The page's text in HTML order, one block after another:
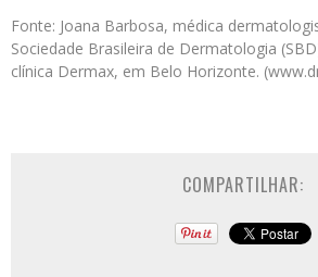
Fonte: Joana Barbosa, médica
Sociedade Brasileira de Dermatologia
clínica Dermax, em Belo Horizonte.
COMPARTILHAR: